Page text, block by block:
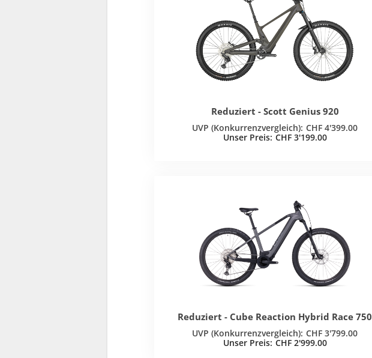
Reduziert - Scott Genius 920
CHF 4'399.00
CHF3'199.00
Reduziert - Cube Reaction Hybrid Race 750
CHF 3'799.00
CHF2'999.00